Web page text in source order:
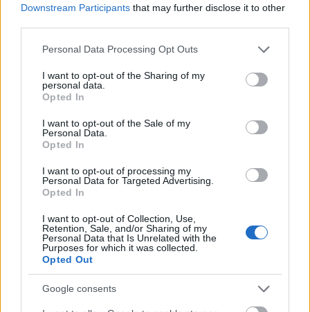
Downstream Participants that may further disclose it to other
Please note that this website/app uses one or more Google
not limited to your visit or usage behaviour. You may click to
grant or deny consent to Google and its third-party tags to
use your data for below specified purposes in below Google
consent section.
Personal Data Processing Opt Outs
I want to opt-out of the Sharing of my
personal data.
Opted In
I want to opt-out of the Sale of my
Personal Data.
Opted In
I want to opt-out of processing my
Personal Data for Targeted Advertising.
Opted In
I want to opt-out of Collection, Use,
Retention, Sale, and/or Sharing of my
Personal Data that Is Unrelated with the
Purposes for which it was collected.
Opted Out
Google consents
Egy sorozat, ami tökéletesen
bemutatja az élet apró örömeit
szucsadam•2017. június 15.
A Netflixen bukkantam rá erre a gyöngyszemre, ami
annyira japán, hogy egyetlen más nemzet sem lenne